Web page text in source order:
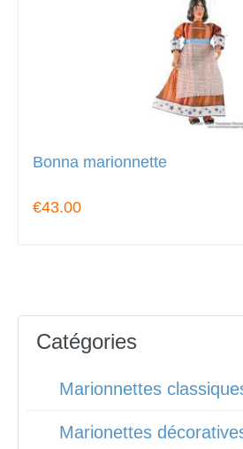
Bonna marionnette
€43.00
Catégories
Marionnettes
Marionettes